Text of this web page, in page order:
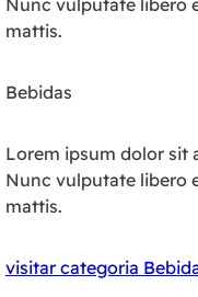
Nunc vulputate libero
mattis.
Bebidas
Lorem ipsum dolor sit
Nunc vulputate libero
mattis.
visitar categoria